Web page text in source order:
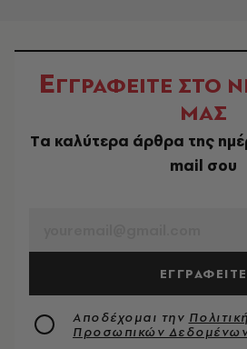
ΕΓΓΡΑΦΕΙΤΕ ΣΤΟ
ΜΑΣ
Tα καλύτερα άρθρα της
mail σου
ΕΓΓΡΑΦΕΙΤΕ
Αποδέχομαι την
Προσωπικών